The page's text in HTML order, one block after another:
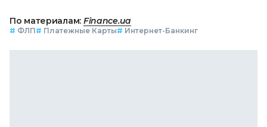
По материалам: Finance.ua
# ФЛП# Платежные Карты# Интернет-Банкинг